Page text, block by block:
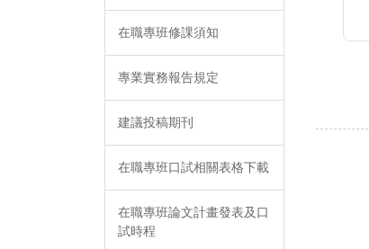
在職專班修課須知
專業實務報告規定
建議投稿期刊
在職專班口試相關表格下載
在職專班論文計畫發表及口
試時程